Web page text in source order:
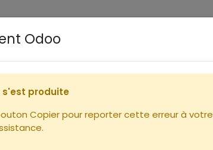
Boutique
Odoo
s'est produite
Copier pour reporter cette erreur à votre